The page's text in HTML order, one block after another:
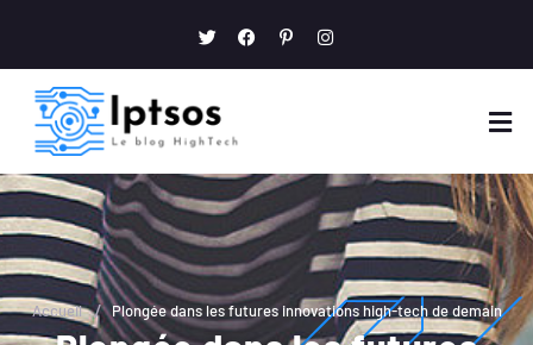
Accueil / Plongée dans les futures innovations high-tech de demain